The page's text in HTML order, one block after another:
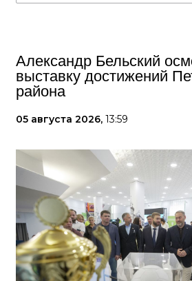
Александр Бельский
выставку достижений
района
05 августа 2026, 13:59